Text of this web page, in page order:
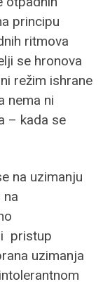
principu
ritmova
se hronova
režim ishrane
nema ni
– kada se
na uzimanju
na
pristup
uzimanja